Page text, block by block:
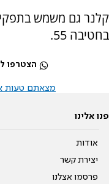
בחטיבה 55.
הצטרפו
מצאתם טעות
פנו אלינו
אודות
יצירת קשר
פרסמו אצלנו